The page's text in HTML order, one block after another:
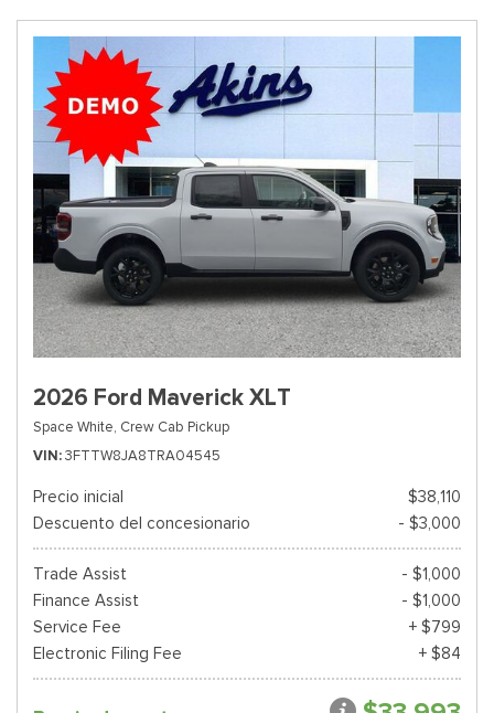
2026 Ford Maverick XLT
Space White, Crew Cab Pickup
VIN 3FTTW8JA8TRA04545
Precio inicial
$38,110
Descuento del concesionario
- $3,000
Trade Assist
- $1,000
Finance Assist
- $1,000
Service Fee
+ $799
Electronic Filing Fee
+ $84